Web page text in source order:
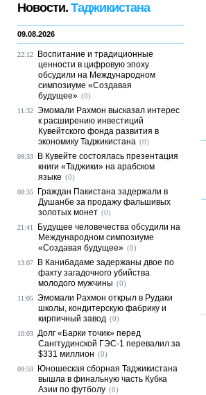
Новости. Таджикистана
09.08.2026
22:12
Воспитание и традиционные
ценности в цифровую эпоху
обсудили на Международном
симпозиуме «Создавая
будущее» (0)
11:32 Эмомали Рахмон высказал интерес
к расширению инвестиций
Кувейтского фонда развития в
экономику Таджикистана (0)
09:33
В Кувейте состоялась презентация
книги «Таджики» на арабском
языке (0)
08:35
Граждан Пакистана задержали в
Душанбе за продажу фальшивых
золотых монет (0)
21:41
Будущее человечества обсудили на
Международном симпозиуме
«Создавая будущее» (0)
13:07
В Канибадаме задержаны двое по
факту загадочного убийства
молодого мужчины (0)
11:05 Эмомали Рахмон открыл в Рудаки
школы, кондитерскую фабрику и
кирпичный завод (0)
10:03 Долг «Барки точик» перед
Сангтудинской ГЭС-1 перевалил за
$331 миллион (0)
09:59
Юношеская сборная Таджикистана
вышла в финальную часть Кубка
Азии по футболу (0)